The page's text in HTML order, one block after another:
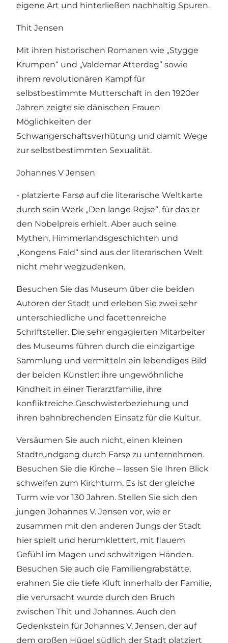
eigene Art und hinterließen nachhaltig Spuren.
Thit Jensen
Mit ihren historischen Romanen wie „Stygge
Krumpen“ und „Valdemar Atterdag“ sowie
ihrem revolutionären Kampf für
selbstbestimmte Mutterschaft in den 1920er
Jahren zeigte sie dänischen Frauen
Möglichkeiten der
Schwangerschaftsverhütung und damit Wege
zur selbstbestimmten Sexualität.
Johannes V Jensen
- platzierte Farsø auf die literarische Weltkarte
durch sein Werk „Den lange Rejse“, für das er
den Nobelpreis erhielt. Aber auch seine
Mythen, Himmerlandsgeschichten und
„Kongens Fald“ sind aus der literarischen Welt
nicht mehr wegzudenken.
Besuchen Sie das Museum über die beiden
Autoren der Stadt und erleben Sie zwei sehr
unterschiedliche und facettenreiche
Schriftsteller. Die sehr engagierten Mitarbeiter
des Museums führen durch die einzigartige
Sammlung und vermitteln ein lebendiges Bild
der beiden Künstler: ihre ungewöhnliche
Kindheit in einer Tierarztfamilie, ihre
konfliktreiche Geschwisterbeziehung und
ihren bahnbrechenden Einsatz für die Kultur.
Versäumen Sie auch nicht, einen kleinen
Stadtrundgang durch Farsø zu unternehmen.
Besuchen Sie die Kirche – lassen Sie Ihren Blick
schweifen zum Kirchturm. Es ist der gleiche
Turm wie vor 130 Jahren. Stellen Sie sich den
jungen Johannes V. Jensen vor, wie er
zusammen mit den anderen Jungs der Stadt
hier spielt und herumklettert, mit flauem
Gefühl im Magen und schwitzigen Händen.
Besuchen Sie auch die Familiengrabstätte,
erahnen Sie die tiefe Kluft innerhalb der Familie,
die verursacht wurde durch den Bruch
zwischen Thit und Johannes. Auch den
Gedenkstein für Johannes V. Jensen, der auf
dem großen Hügel südlich der Stadt platziert